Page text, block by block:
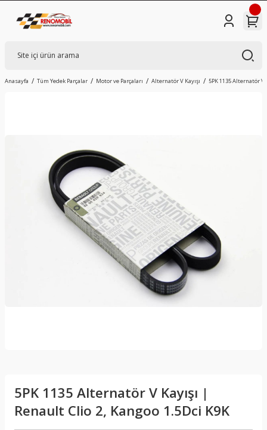
Anasayfa Tüm Yedek Parçalar Motor ve Parçaları Alternatör V Kayışı 5PK 1135 Alternatör V
5PK 1135 Alternatör V Kayışı |
Renault Clio 2, Kangoo 1.5Dci K9K